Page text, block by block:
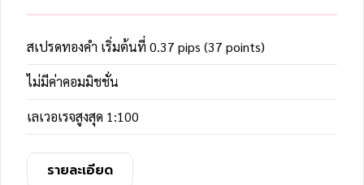
สเปรดทองคำ เริ่มต้นที่ 0.37 pips (37 points)
ไม่มีค่าคอมมิชชั่น
เลเวอเรจสูงสุด 1:100
รายละเอียด